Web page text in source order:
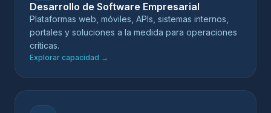
Desarrollo de Software Empresarial
Plataformas web, móviles, APIs, sistemas internos,
portales y soluciones a la medida para operaciones
críticas.
Explorar capacidad →